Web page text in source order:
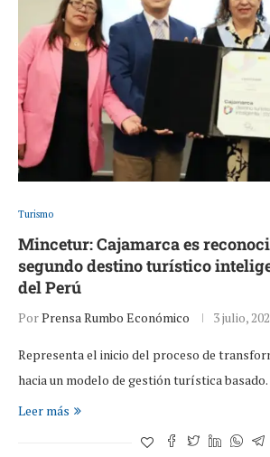
Turismo
Mincetur: Cajamarca es
segundo destino turístico
del Perú
PorPrensa Rumbo Económico 3 julio,
Representa el inicio del proceso de
hacia un modelo de gestión turística
Leer más